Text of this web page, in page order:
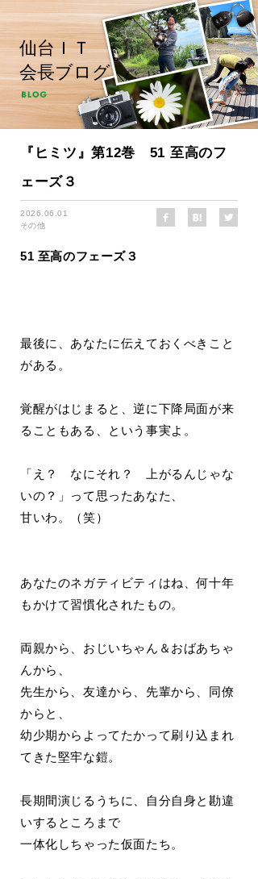
仙台ＩＴ
会長ブログ
『ヒミツ』第12巻 51 至高のフ
ェーズ３
2026.06.01
その他
51 至高のフェーズ３
最後に、あなたに伝えておくべきこと
がある。
覚醒がはじまると、逆に下降局面が来
ることもある、という事実よ。
「え？ なにそれ？ 上がるんじゃな
いの？」って思ったあなた、
甘いわ。（笑）
あなたのネガティビティはね、何十年
もかけて習慣化されたもの。
両親から、おじいちゃん＆おばあちゃ
んから、
先生から、友達から、先輩から、同僚
からと、
幼少期からよってたかって刷り込まれ
てきた堅牢な鎧。
長期間演じるうちに、自分自身と勘違
いするところまで
一体化しちゃった仮面たち。